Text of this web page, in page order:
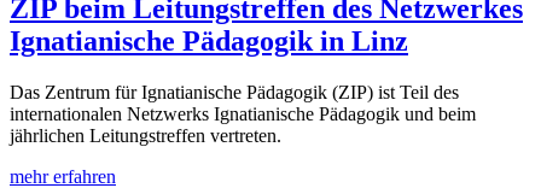
ZIP beim Leitungstreffen des Netzwerkes
Ignatianische Pädagogik in Linz
Das Zentrum für Ignatianische Pädagogik (ZIP) ist Teil des
internationalen Netzwerks Ignatianische Pädagogik und beim
jährlichen Leitungstreffen vertreten.
mehr erfahren